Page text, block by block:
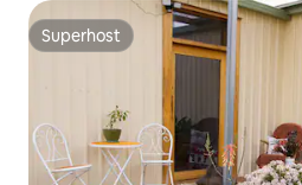
Superhost
Superhost